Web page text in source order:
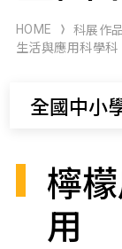
科學研習
HOME 科展作
生活與應用科學科
全國中小
檸
用